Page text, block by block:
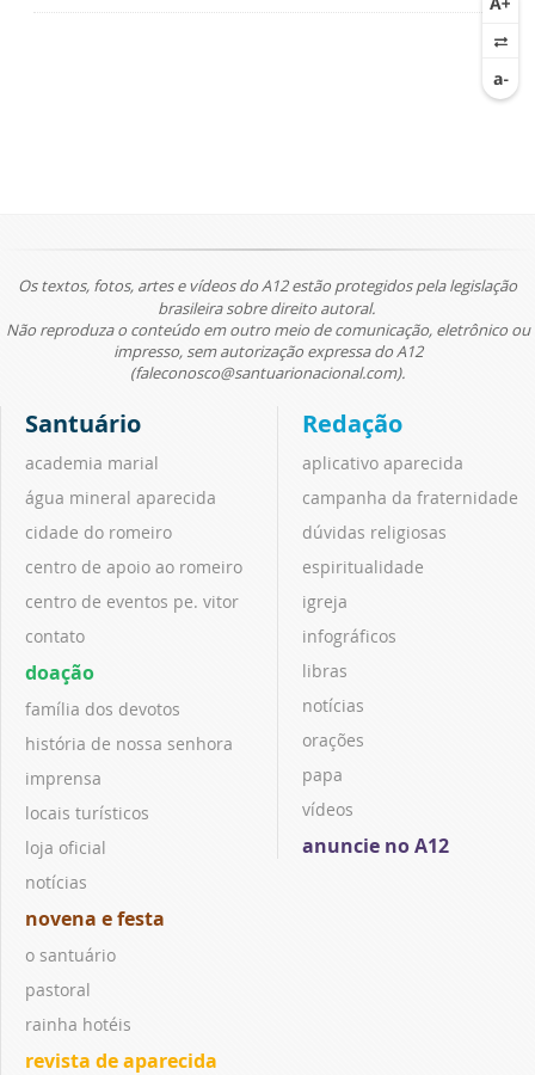
Os textos, fotos, artes e vídeos do A12 estão protegidos pela legislação
brasileira sobre direito autoral.
Não reproduza o conteúdo em outro meio de comunicação, eletrônico ou
impresso, sem autorização expressa do A12
(faleconosco@santuarionacional.com).
Santuário
academia marial
água mineral aparecida
cidade do romeiro
centro de apoio ao romeiro
centro de eventos pe. vitor
contato
doação
família dos devotos
história de nossa senhora
imprensa
locais turísticos
loja oficial
notícias
novena e festa
o santuário
pastoral
rainha hotéis
revista de aparecida
Redação
aplicativo aparecida
campanha da fraternidade
dúvidas religiosas
espiritualidade
igreja
infográficos
libras
notícias
orações
papa
vídeos
anuncie no A12